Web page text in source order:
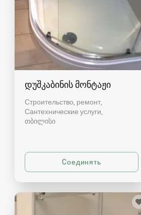
დუშკაბინის მონტაჟი
Строительство, ремонт,
Сантехнические услуги
თბილისი